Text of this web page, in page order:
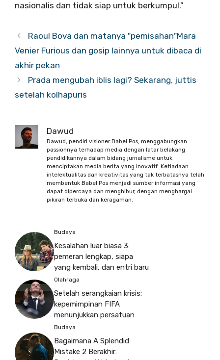
nasionalis dan tidak siap untuk berkumpul.”
Raoul Bova dan matanya "pemisahan"Mara
Venier Furious dan gosip lainnya untuk dibaca di
akhir pekan
Prada mengubah iblis lagi? Sekarang, juttis
setelah kolhapuris
Dawud
Dawud, pendiri visioner Babel Pos, menggabungkan
passionnya terhadap media dengan latar belakang
pendidikannya dalam bidang jurnalisme untuk
menciptakan media berita yang inovatif. Ketiadaan
intelektualitas dan kreativitas yang tak terbatasnya telah
membentuk Babel Pos menjadi sumber informasi yang
dapat dipercaya dan menghibur, dengan menghargai
pikiran terbuka dan keragaman.
Budaya
Kesalahan luar biasa 3:
pemeran lengkap, siapa
yang kembali, dan entri baru
Olahraga
Setelah serangkaian krisis:
kepemimpinan FIFA
menunjukkan persatuan
Budaya
Bagaimana A Splendid
Mistake 2 Berakhir: